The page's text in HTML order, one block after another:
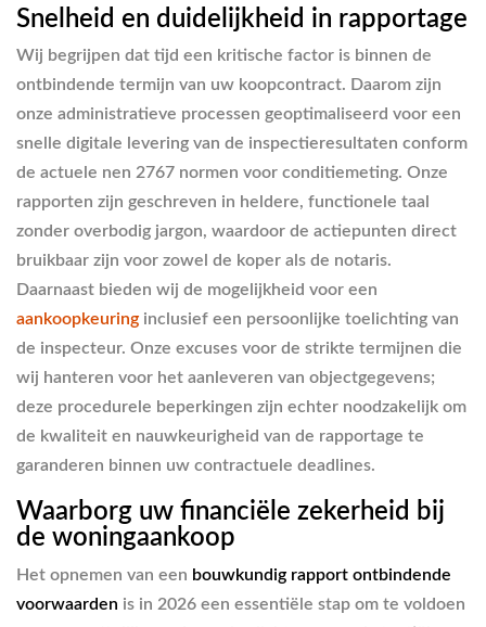
Snelheid en duidelijkheid in rapportage
Wij begrijpen dat tijd een kritische factor is binnen de
ontbindende termijn van uw koopcontract. Daarom zijn
onze administratieve processen geoptimaliseerd voor een
snelle digitale levering van de inspectieresultaten conform
de actuele nen 2767 normen voor conditiemeting. Onze
rapporten zijn geschreven in heldere, functionele taal
zonder overbodig jargon, waardoor de actiepunten direct
bruikbaar zijn voor zowel de koper als de notaris.
Daarnaast bieden wij de mogelijkheid voor een
aankoopkeuring inclusief een persoonlijke toelichting van
de inspecteur. Onze excuses voor de strikte termijnen die
wij hanteren voor het aanleveren van objectgegevens;
deze procedurele beperkingen zijn echter noodzakelijk om
de kwaliteit en nauwkeurigheid van de rapportage te
garanderen binnen uw contractuele deadlines.
Waarborg uw financiële zekerheid bij
de woningaankoop
Het opnemen van een bouwkundig rapport ontbindende
voorwaarden is in 2026 een essentiële stap om te voldoen